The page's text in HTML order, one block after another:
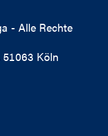
- Alle Rechte
Köln